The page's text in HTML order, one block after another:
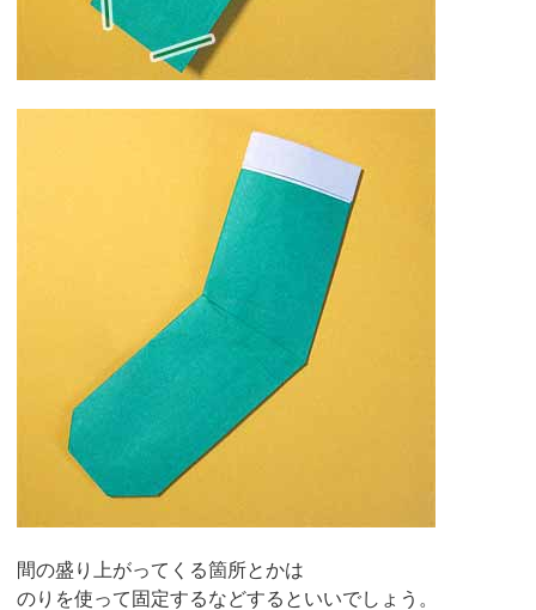
間の盛り上がってくる箇所とかは
のりを使って固定するなどするといいでしょう。